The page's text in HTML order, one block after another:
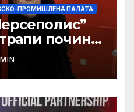
ПРОМИШЛЕНА ПАЛАТА
почина
години